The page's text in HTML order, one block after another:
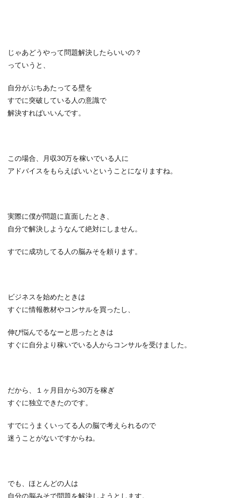
じゃあどうやって問題解決したらいいの？
っていうと、
自分がぶちあたってる壁を
すでに突破している人の意識で
解決すればいいんです。
この場合、月収30万を稼いでいる人に
アドバイスをもらえばいいということになりますね。
実際に僕が問題に直面したとき、
自分で解決しようなんて絶対にしません。
すでに成功してる人の脳みそを頼ります。
ビジネスを始めたときは
すぐに情報教材やコンサルを買ったし、
伸び悩んでるなーと思ったときは
すぐに自分より稼いでいる人からコンサルを受けました。
だから、１ヶ月目から30万を稼ぎ
すぐに独立できたのです。
すでにうまくいってる人の脳で考えられるので
迷うことがないですからね。
でも、ほとんどの人は
自分の脳みそで問題を解決しようとします。